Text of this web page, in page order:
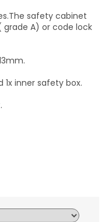
safety cabinet
A) or code lock
inner safety box.